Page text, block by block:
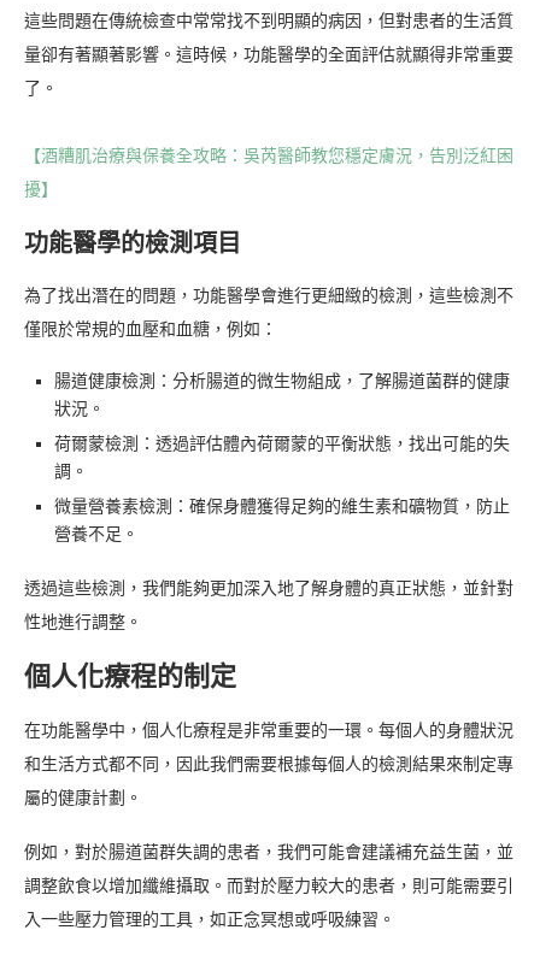
這些問題在傳統檢查中常常找不到明顯的病因，但對患者的生活質
量卻有著顯著影響。這時候，功能醫學的全面評估就顯得非常重要
了。
【酒糟肌治療與保養全攻略：吳芮醫師教您穩定膚況，告別泛紅困
擾】
功能醫學的檢測項目
為了找出潛在的問題，功能醫學會進行更細緻的檢測，這些檢測不
僅限於常規的血壓和血糖，例如：
腸道健康檢測：分析腸道的微生物組成，了解腸道菌群的健康
狀況。
荷爾蒙檢測：透過評估體內荷爾蒙的平衡狀態，找出可能的失
調。
微量營養素檢測：確保身體獲得足夠的維生素和礦物質，防止
營養不足。
透過這些檢測，我們能夠更加深入地了解身體的真正狀態，並針對
性地進行調整。
個人化療程的制定
在功能醫學中，個人化療程是非常重要的一環。每個人的身體狀況
和生活方式都不同，因此我們需要根據每個人的檢測結果來制定專
屬的健康計劃。
例如，對於腸道菌群失調的患者，我們可能會建議補充益生菌，並
調整飲食以增加纖維攝取。而對於壓力較大的患者，則可能需要引
入一些壓力管理的工具，如正念冥想或呼吸練習。